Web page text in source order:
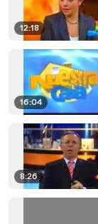
12:18
16:04
8:26